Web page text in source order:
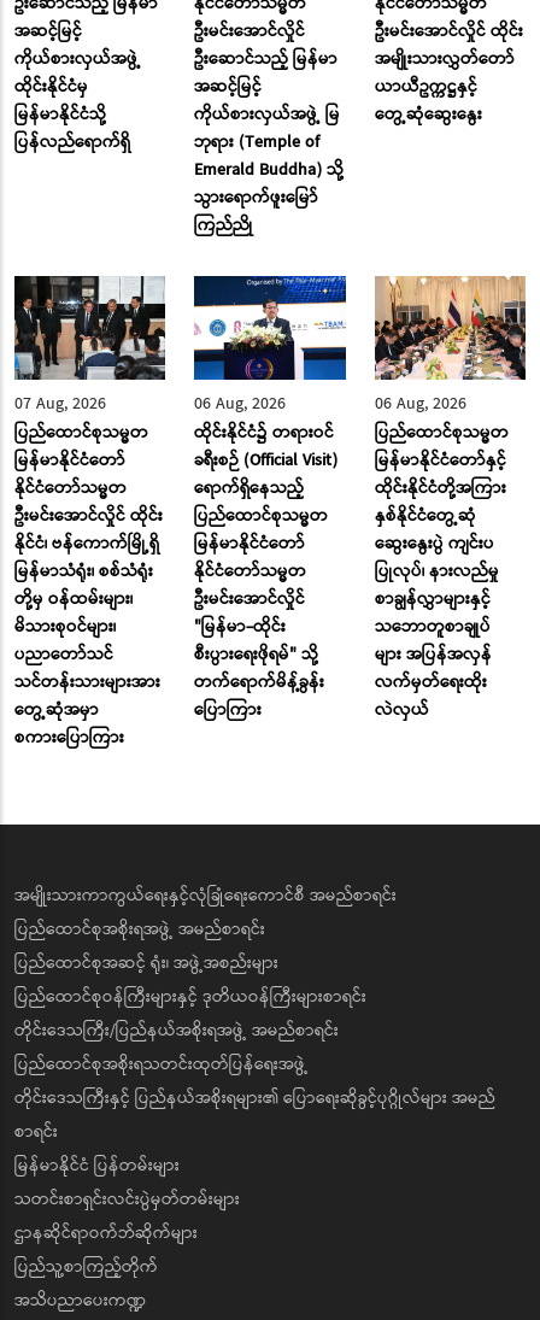
အဆင့်မြင့်
ကိုယ်စားလှယ်အဖွဲ့
ထိုင်းနိုင်ငံမှ
မြန်မာနိုင်ငံသို့
ပြန်လည်ရောက်ရှိ
ဦးမင်းအောင်လှိုင်
ဦးဆောင်သည့် မြန်မာ
အဆင့်မြင့်
ကိုယ်စားလှယ်အဖွဲ့ မြ
ဘုရား (Temple of
Emerald Buddha) သို့
သွားရောက်ဖူးမြော်
ကြည်ညို
ဦးမင်းအောင်လှိုင် ထိုင်း
အမျိုးသားလွှတ်တော်
ယာယီဥက္ကဋ္ဌနှင့်
တွေ့ဆုံဆွေးနွေး
07 Aug, 2026
ပြည်ထောင်စုသမ္မတ
မြန်မာနိုင်ငံတော်
နိုင်ငံတော်သမ္မတ
ဦးမင်းအောင်လှိုင် ထိုင်း
နိုင်ငံ၊ ဗန်ကောက်မြို့ရှိ
မြန်မာသံရုံး၊ စစ်သံရုံး
တို့မှ ဝန်ထမ်းများ၊
မိသားစုဝင်များ၊
ပညာတော်သင်
သင်တန်းသားများအား
တွေ့ဆုံအမှာ
စကားပြောကြား
06 Aug, 2026
ထိုင်းနိုင်ငံ၌ တရားဝင်
ခရီးစဉ် (Official Visit)
ရောက်ရှိနေသည့်
ပြည်ထောင်စုသမ္မတ
မြန်မာနိုင်ငံတော်
နိုင်ငံတော်သမ္မတ
ဦးမင်းအောင်လှိုင်
"မြန်မာ-ထိုင်း
စီးပွားရေးဖိုရမ်" သို့
တက်ရောက်မိန့်ခွန်း
ပြောကြား
06 Aug, 2026
ပြည်ထောင်စုသမ္မတ
မြန်မာနိုင်ငံတော်နှင့်
ထိုင်းနိုင်ငံတို့အကြား
နှစ်နိုင်ငံတွေ့ဆုံ
ဆွေးနွေးပွဲ ကျင်းပ
ပြုလုပ်၊ နားလည်မှု
စာချွန်လွှာများနှင့်
သဘောတူစာချုပ်
များ အပြန်အလှန်
လက်မှတ်ရေးထိုး
လဲလှယ်
အမျိုးသားကာကွယ်ရေးနှင့်လုံခြုံရေးကောင်စီ အမည်စာရင်း
ပြည်ထောင်စုအစိုးရအဖွဲ့ အမည်စာရင်း
ပြည်ထောင်စုအဆင့် ရုံး၊ အဖွဲ့အစည်းများ
ပြည်ထောင်စုဝန်ကြီးများနှင့် ဒုတိယဝန်ကြီးများစာရင်း
တိုင်းဒေသကြီး/ပြည်နယ်အစိုးရအဖွဲ့ အမည်စာရင်း
ပြည်ထောင်စုအစိုးရသတင်းထုတ်ပြန်ရေးအဖွဲ့
တိုင်းဒေသကြီးနှင့် ပြည်နယ်အစိုးရများ၏ ပြောရေးဆိုခွင့်ပုဂ္ဂိုလ်များ အမည်
စာရင်း
မြန်မာနိုင်ငံ ပြန်တမ်းများ
သတင်းစာရှင်းလင်းပွဲမှတ်တမ်းများ
ဌာနဆိုင်ရာဝက်ဘ်ဆိုက်များ
ပြည်သူ့စာကြည့်တိုက်
အသိပညာပေးကဏ္ဍ